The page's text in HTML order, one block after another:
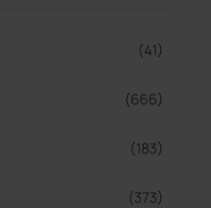
(41)
(666)
(183)
(373)